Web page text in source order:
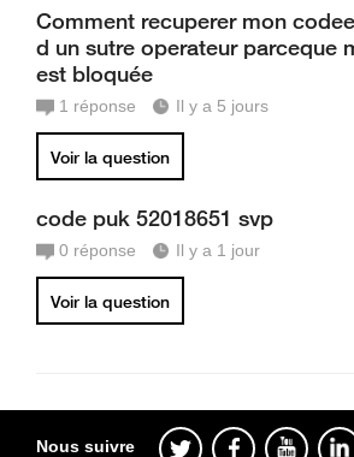
Comment recuperer mon
d un sutre operateur parceque
est bloquée
1 réponse Il y a 5 jours
Voir la question
code puk 52018651 svp
0 réponse Il y a 1 jour
Voir la question
Nous suivre